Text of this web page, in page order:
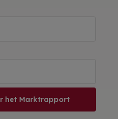
het Marktrapport